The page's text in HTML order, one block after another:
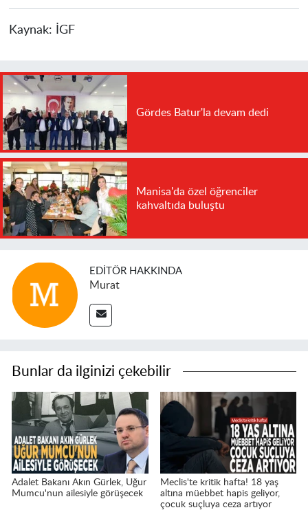
Kaynak: İGF
Gördes Batur'la devam dedi
Manisa'da özel öğrenciler
kahvaltıda buluştu
EDITÖR HAKKINDA
Murat
Bunlar da ilginizi çekebilir
Adalet Bakanı Akın Gürlek, Uğur
Mumcu'nun ailesiyle görüşecek
Meclis'te kritik hafta! 18 yaş
altına müebbet hapis geliyor,
çocuk suçluya ceza artıyor